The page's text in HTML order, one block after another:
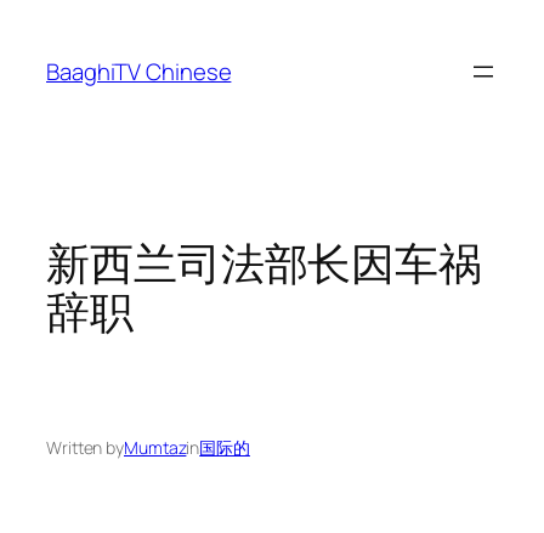
content
BaaghiTV Chinese
新西兰司法部长因车祸
辞职
Written byMumtazin国际的